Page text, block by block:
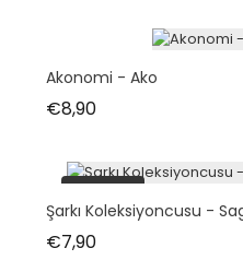
Akonomi - Ako
€8,90Fiyat
tükendi
Şarkı Koleksiyoncusu -
€7,90Fiyat